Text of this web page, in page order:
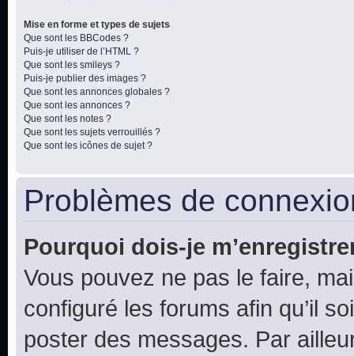
Mise en forme et types de sujets
Que sont les BBCodes ?
Puis-je utiliser de l’HTML ?
Que sont les smileys ?
Puis-je publier des images ?
Que sont les annonces globales ?
Que sont les annonces ?
Que sont les notes ?
Que sont les sujets verrouillés ?
Que sont les icônes de sujet ?
Problèmes de
Pourquoi dois-je
Vous pouvez ne pas le faire,
configuré les forums afin qu’il
poster des messages. Par